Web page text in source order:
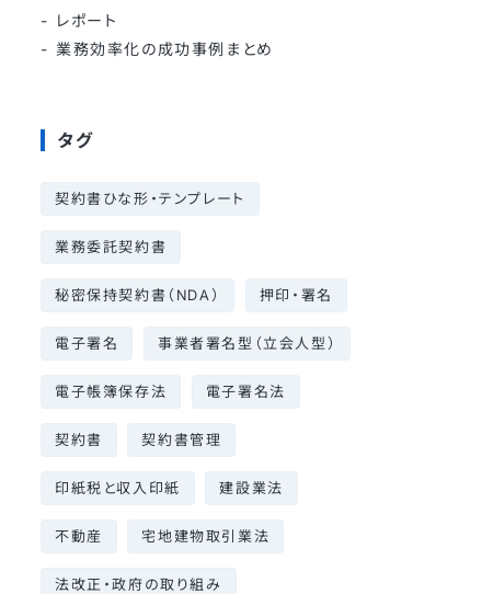
レポート
業務効率化の成功事例まとめ
タグ
契約書ひな形・テンプレート
業務委託契約書
秘密保持契約書（NDA） 押印・署名
電子署名 事業者署名型（立会人型）
電子帳簿保存法 電子署名法
契約書 契約書管理
印紙税と収入印紙 建設業法
不動産 宅地建物取引業法
法改正・政府の取り組み